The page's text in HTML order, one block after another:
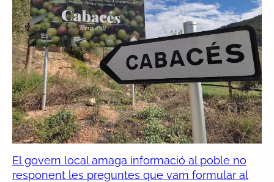
El govern local amaga informació al poble no
responent les preguntes que vam formular al